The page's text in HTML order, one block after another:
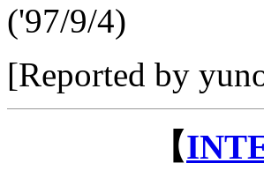
('97/9/4)
[Reported by
【